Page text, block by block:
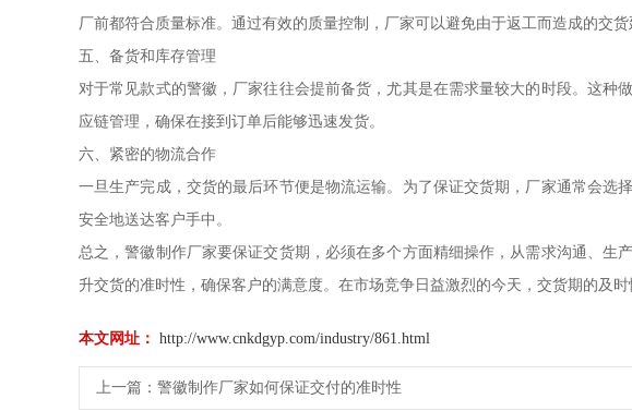
厂前都符合质量标准。通过有效的质量控制，厂家可以避免由于返工而造成的交货
五、备货和库存管理
对于常见款式的警徽，厂家往往会提前备货，尤其是在需求量较大的时段。这
应链管理，确保在接到订单后能够迅速发货。
六、紧密的物流合作
一旦生产完成，交货的最后环节便是物流运输。为了保证交货期，厂家通常会选
安全地送达客户手中。
总之，警徽制作厂家要保证交货期，必须在多个方面精细操作，从需求沟通、
升交货的准时性，确保客户的满意度。在市场竞争日益激烈的今天，交货期的及时
本文网址： http://www.cnkdgyp.com/industry/861.html
上一篇： 警徽制作厂家如何保证交付的准时性